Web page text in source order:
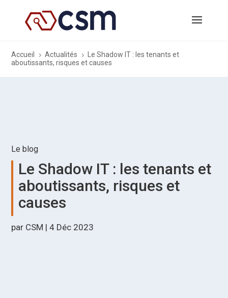
Accueil 5 Actualités 5
Le Shadow IT : les tenants et
aboutissants, risques et causes
Le blog
Le Shadow IT : les tenants et
aboutissants, risques et
causes
par CSM |4 Déc 2023